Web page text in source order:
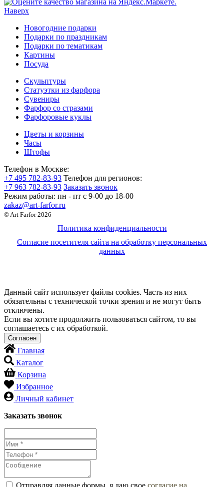
Наверх
Новогодние подарки
Подарки по праздникам
Подарки по тематикам
Картины
Посуда
Скульптуры
Статуэтки из фарфора
Сувениры
Фарфор со стразами
Фарфоровые куклы
Цветы и корзины
Часы
Штофы
Телефон в Москве:
+7 495 782-83-93 Телефон для регионов:
+7 963 782-83-93 Заказать звонок
Режим работы: пн - пт c 9-00 до 18-00
zakaz@art-farfor.ru
© Art Farfor 2026
Политика конфиденциальности
Согласие посетителя сайта на обработку персональных
данных
Данный сайт использует файлы cookies. Часть из них
обязательны с технической точки зрения и не могут быть
отключены.
Если вы хотите продолжить пользоваться сайтом, то вы
соглашаетесь с их обработкой.
Главная
Каталог
Корзина
Избранное
Личный кабинет
Заказать звонок
Отправляя данные формы, я даю свое согласие на